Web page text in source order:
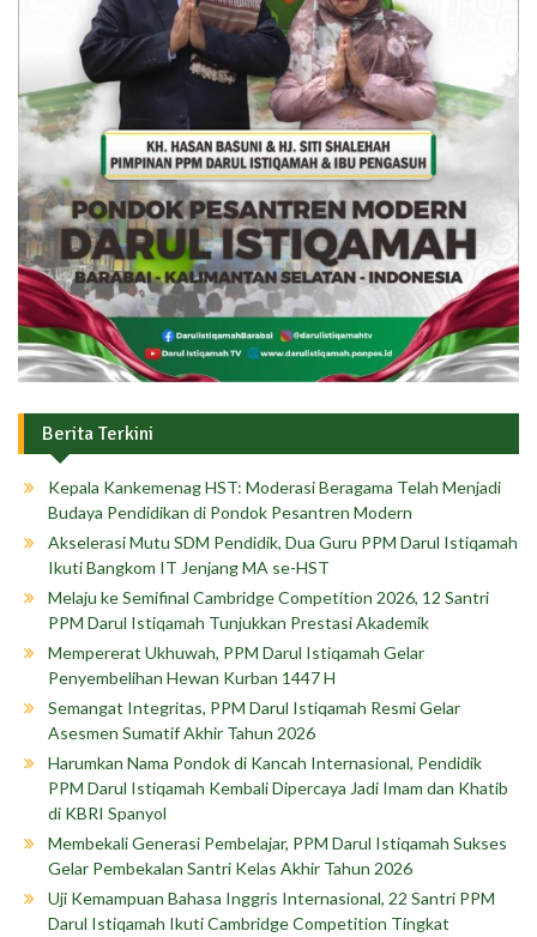
Berita Terkini
Kepala Kankemenag HST: Moderasi Beragama Telah Menjadi
Budaya Pendidikan di Pondok Pesantren Modern
Akselerasi Mutu SDM Pendidik, Dua Guru PPM Darul Istiqamah
Ikuti Bangkom IT Jenjang MA se-HST
Melaju ke Semifinal Cambridge Competition 2026, 12 Santri
PPM Darul Istiqamah Tunjukkan Prestasi Akademik
Mempererat Ukhuwah, PPM Darul Istiqamah Gelar
Penyembelihan Hewan Kurban 1447 H
Semangat Integritas, PPM Darul Istiqamah Resmi Gelar
Asesmen Sumatif Akhir Tahun 2026
Harumkan Nama Pondok di Kancah Internasional, Pendidik
PPM Darul Istiqamah Kembali Dipercaya Jadi Imam dan Khatib
di KBRI Spanyol
Membekali Generasi Pembelajar, PPM Darul Istiqamah Sukses
Gelar Pembekalan Santri Kelas Akhir Tahun 2026
Uji Kemampuan Bahasa Inggris Internasional, 22 Santri PPM
Darul Istiqamah Ikuti Cambridge Competition Tingkat